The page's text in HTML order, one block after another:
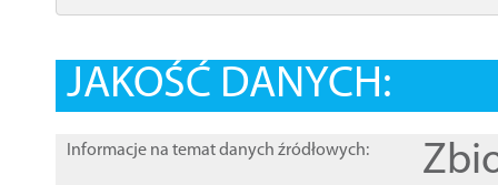
JAKOŚĆ DANYCH:
Informacje na temat danych źródłowych: